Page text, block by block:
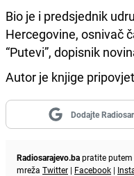
Bio je i predsjednik
Hercegovine, osnivač
“Putevi”, dopisnik
Autor je knjige
Dodajte
Radiosarajevo.bapratite
mreža Twitter | Facebook |